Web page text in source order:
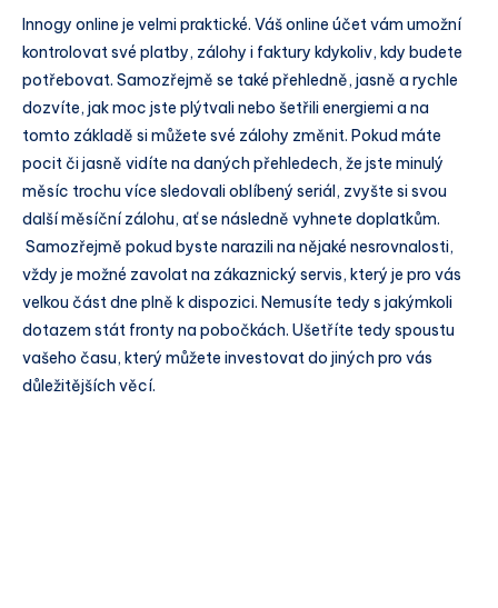
Innogy online je velmi praktické. Váš online účet vám umožní
kontrolovat své platby, zálohy i faktury kdykoliv, kdy budete
potřebovat. Samozřejmě se také přehledně, jasně a rychle
dozvíte, jak moc jste plýtvali nebo šetřili energiemi a na
tomto základě si můžete své zálohy změnit. Pokud máte
pocit či jasně vidíte na daných přehledech, že jste minulý
měsíc trochu více sledovali oblíbený seriál, zvyšte si svou
další měsíční zálohu, ať se následně vyhnete doplatkům.
Samozřejmě pokud byste narazili na nějaké nesrovnalosti,
vždy je možné zavolat na zákaznický servis, který je pro vás
velkou část dne plně k dispozici. Nemusíte tedy s jakýmkoli
dotazem stát fronty na pobočkách. Ušetříte tedy spoustu
vašeho času, který můžete investovat do jiných pro vás
důležitějších věcí.